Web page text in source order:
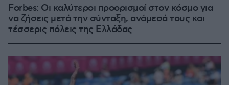
Forbes: Οι καλύτεροι προορισμοί στον κόσμο για
να ζήσεις μετά την σύνταξη, ανάμεσά τους και
τέσσερις πόλεις της Ελλάδας